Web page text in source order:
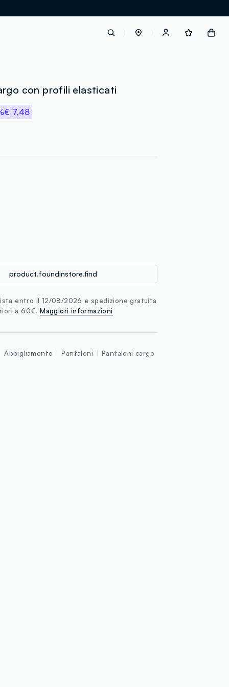
con profili elasticati
€ 7,48
product.foundinstore.find
entro il 12/08/2026 e spedizione gratuita
a 60€.Maggiori informazioni
Abbigliamento Pantaloni Pantaloni cargo